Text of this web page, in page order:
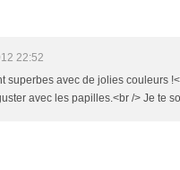
22:52
superbes avec de jolies couleurs
avec les papilles.<br /> Je te